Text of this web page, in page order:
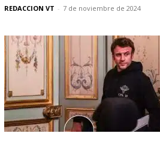
noticias
Subscribe
of vaping
REDACCION VT - 7 de noviembre de 2024